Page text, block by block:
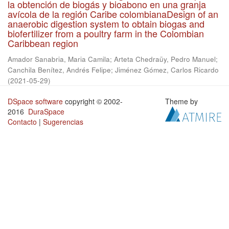
la obtención de biogás y bioabono en una granja
avícola de la región Caribe colombianaDesign of an
anaerobic digestion system to obtain biogas and
biofertilizer from a poultry farm in the Colombian
Caribbean region
Amador Sanabria, Maria Camila; Arteta Chedraüy, Pedro Manuel;
Canchila Benítez, Andrés Felipe; Jiménez Gómez, Carlos Ricardo
(2021-05-29)
DSpace software copyright © 2002-
2016 DuraSpace
Contacto | Sugerencias
Theme by